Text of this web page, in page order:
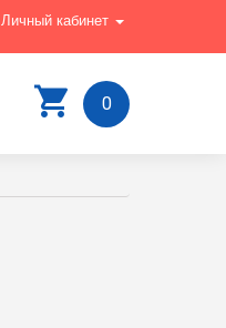
Личный кабинет
0